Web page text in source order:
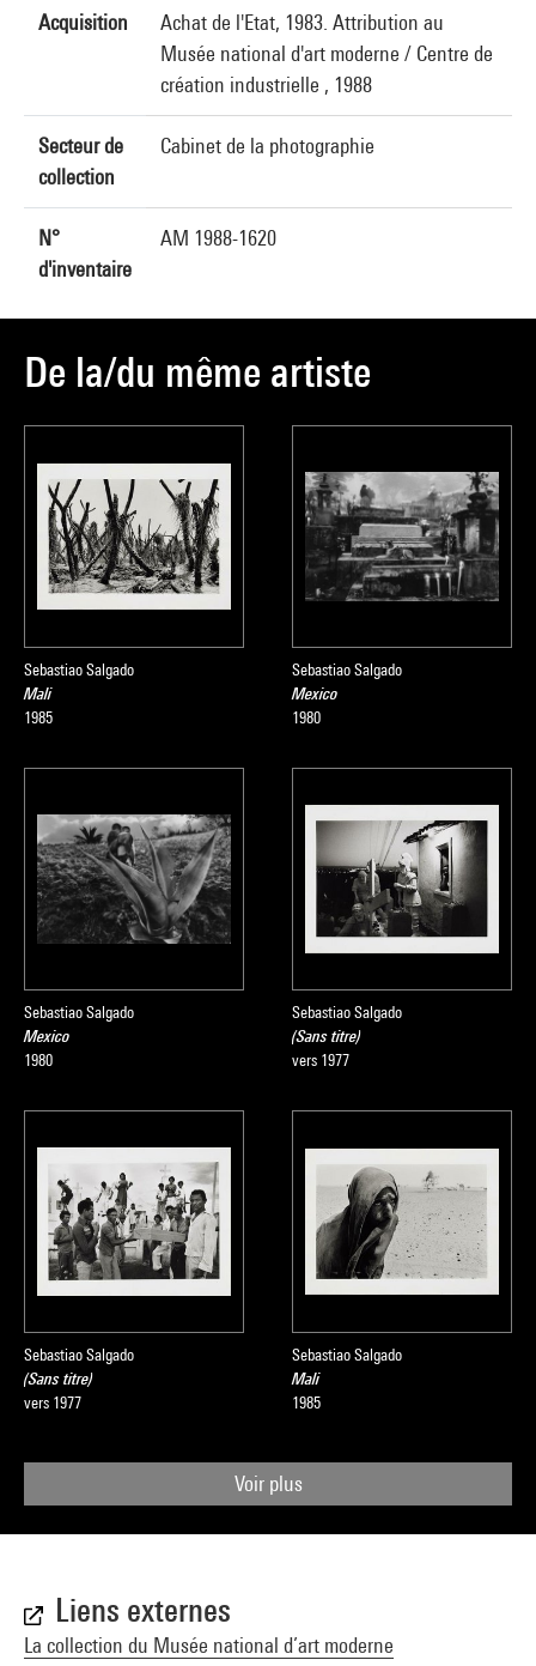
Acquisition
Achat de l'Etat, 1983. Attribution au
Musée national d'art moderne / Centre de
création industrielle , 1988
Secteur de
collection
Cabinet de la photographie
N°
d'inventaire
AM 1988-1620
De la/du même artiste
Sebastiao Salgado
Mali
1985
Sebastiao Salgado
Mexico
1980
Sebastiao Salgado
Mexico
1980
Sebastiao Salgado
(Sans titre)
vers 1977
Sebastiao Salgado
(Sans titre)
vers 1977
Sebastiao Salgado
Mali
1985
Voir plus
Liens externes
La collection du Musée national d’art moderne